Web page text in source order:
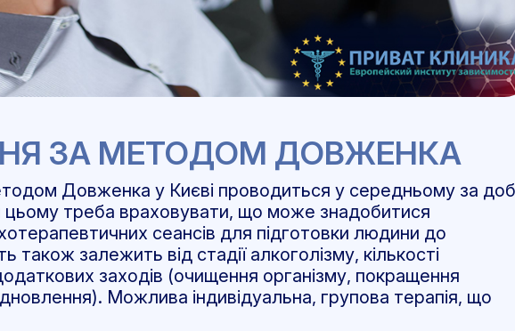
ЗА МЕТОДОМ ДОВЖЕНКА
Довженка у Києві проводиться у середньому за
цьому треба враховувати, що може знадобитися
сеансів для підготовки людини до
також залежить від стадії алкоголізму, кількості
заходів (очищення організму, покращення
Можлива індивідуальна, групова терапія, що